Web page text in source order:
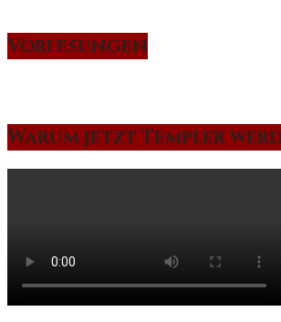
Vorlesungen
Warum jetzt Templer